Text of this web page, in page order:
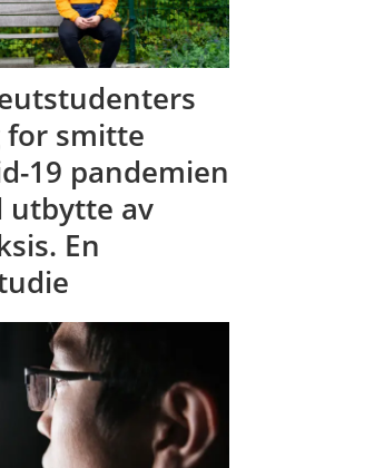
for smitte
19 pandemien
utbytte av
En